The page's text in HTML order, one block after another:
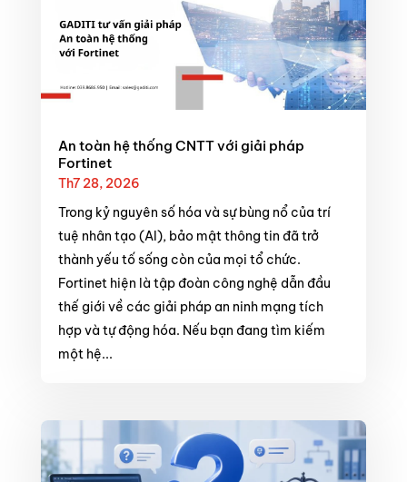
An toàn hệ thống CNTT với giải pháp
Fortinet
Th7 28, 2026
Trong kỷ nguyên số hóa và sự bùng nổ của trí
tuệ nhân tạo (AI), bảo mật thông tin đã trở
thành yếu tố sống còn của mọi tổ chức.
Fortinet hiện là tập đoàn công nghệ dẫn đầu
thế giới về các giải pháp an ninh mạng tích
hợp và tự động hóa. Nếu bạn đang tìm kiếm
một hệ...